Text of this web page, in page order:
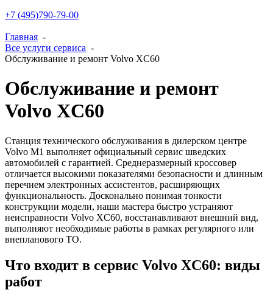
+7 (495)790-79-00
Главная -
Все услуги сервиса -
Обслуживание и ремонт Volvo XC60
Обслуживание и ремонт
Volvo XC60
Станция технического обслуживания в дилерском центре
Volvo M1 выполняет официальный сервис шведских
автомобилей с гарантией. Среднеразмерный кроссовер
отличается высокими показателями безопасности и длинным
перечнем электронных ассистентов, расширяющих
функциональность. Досконально понимая тонкости
конструкции модели, наши мастера быстро устраняют
неисправности Volvo XC60, восстанавливают внешний вид,
выполняют необходимые работы в рамках регулярного или
внепланового ТО.
Что входит в сервис Volvo XC60: виды
работ